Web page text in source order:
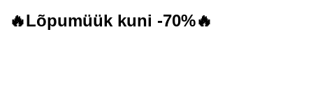
🔥Lõpumüük kuni -70%🔥